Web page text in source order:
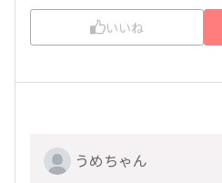
いいね
うめちゃん